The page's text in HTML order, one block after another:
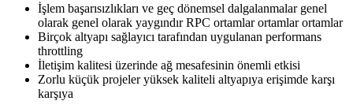
İşlem başarısızlıkları ve geç dönemsel dalgalanmalar genel
olarak genel olarak yaygındır RPC ortamlar ortamlar ortamlar
Birçok altyapı sağlayıcı tarafından uygulanan performans
throttling
İletişim kalitesi üzerinde ağ mesafesinin önemli etkisi
Zorlu küçük projeler yüksek kaliteli altyapıya erişimde karşı
karşıya